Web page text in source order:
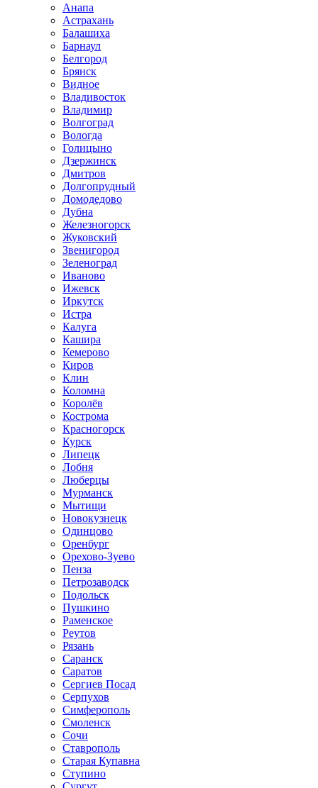
Анапа
Астрахань
Балашиха
Барнаул
Белгород
Брянск
Видное
Владивосток
Владимир
Волгоград
Вологда
Голицыно
Дзержинск
Дмитров
Долгопрудный
Домодедово
Дубна
Железногорск
Жуковский
Звенигород
Зеленоград
Иваново
Ижевск
Иркутск
Истра
Калуга
Кашира
Кемерово
Киров
Клин
Коломна
Королёв
Кострома
Красногорск
Курск
Липецк
Лобня
Люберцы
Мурманск
Мытищи
Новокузнецк
Одинцово
Оренбург
Орехово-Зуево
Пенза
Петрозаводск
Подольск
Пушкино
Раменское
Реутов
Рязань
Саранск
Саратов
Сергиев Посад
Серпухов
Симферополь
Смоленск
Сочи
Ставрополь
Старая Купавна
Ступино